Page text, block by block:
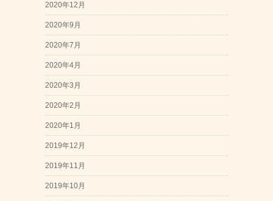
2020年12月
2020年9月
2020年7月
2020年4月
2020年3月
2020年2月
2020年1月
2019年12月
2019年11月
2019年10月